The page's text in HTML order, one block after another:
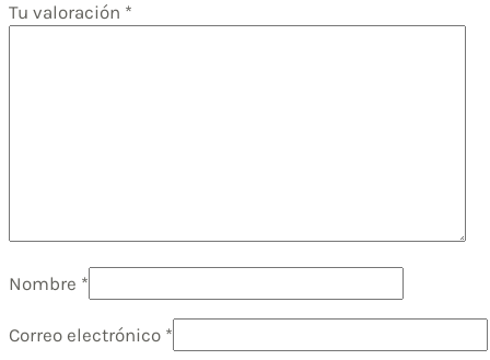
Tu valoración *
Nombre *
Correo electrónico *